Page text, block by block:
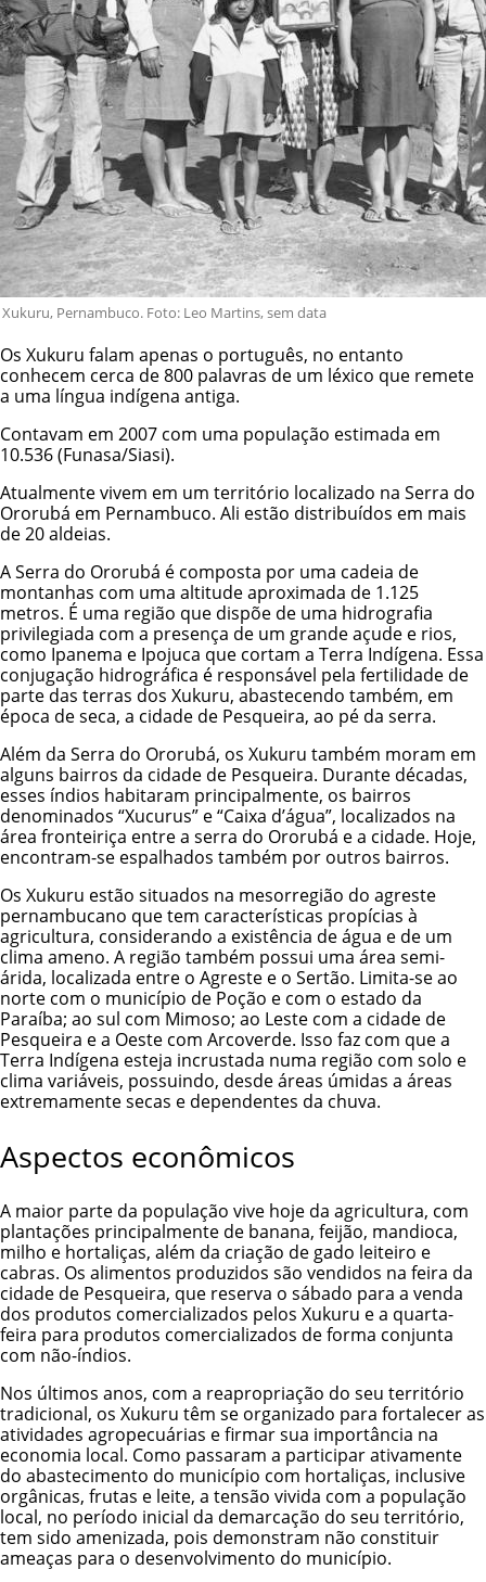
Xukuru, Pernambuco. Foto: Leo Martins, sem data
Os Xukuru falam apenas o português, no entanto
conhecem cerca de 800 palavras de um léxico que remete
a uma língua indígena antiga.
Contavam em 2007 com uma população estimada em
10.536 (Funasa/Siasi).
Atualmente vivem em um território localizado na Serra do
Ororubá em Pernambuco. Ali estão distribuídos em mais
de 20 aldeias.
A Serra do Ororubá é composta por uma cadeia de
montanhas com uma altitude aproximada de 1.125
metros. É uma região que dispõe de uma hidrografia
privilegiada com a presença de um grande açude e rios,
como Ipanema e Ipojuca que cortam a Terra Indígena. Essa
conjugação hidrográfica é responsável pela fertilidade de
parte das terras dos Xukuru, abastecendo também, em
época de seca, a cidade de Pesqueira, ao pé da serra.
Além da Serra do Ororubá, os Xukuru também moram em
alguns bairros da cidade de Pesqueira. Durante décadas,
esses índios habitaram principalmente, os bairros
denominados “Xucurus” e “Caixa d’água”, localizados na
área fronteiriça entre a serra do Ororubá e a cidade. Hoje,
encontram-se espalhados também por outros bairros.
Os Xukuru estão situados na mesorregião do agreste
pernambucano que tem características propícias à
agricultura, considerando a existência de água e de um
clima ameno. A região também possui uma área semi-
árida, localizada entre o Agreste e o Sertão. Limita-se ao
norte com o município de Poção e com o estado da
Paraíba; ao sul com Mimoso; ao Leste com a cidade de
Pesqueira e a Oeste com Arcoverde. Isso faz com que a
Terra Indígena esteja incrustada numa região com solo e
clima variáveis, possuindo, desde áreas úmidas a áreas
extremamente secas e dependentes da chuva.
Aspectos econômicos
A maior parte da população vive hoje da agricultura, com
plantações principalmente de banana, feijão, mandioca,
milho e hortaliças, além da criação de gado leiteiro e
cabras. Os alimentos produzidos são vendidos na feira da
cidade de Pesqueira, que reserva o sábado para a venda
dos produtos comercializados pelos Xukuru e a quarta-
feira para produtos comercializados de forma conjunta
com não-índios.
Nos últimos anos, com a reapropriação do seu território
tradicional, os Xukuru têm se organizado para fortalecer as
atividades agropecuárias e firmar sua importância na
economia local. Como passaram a participar ativamente
do abastecimento do município com hortaliças, inclusive
orgânicas, frutas e leite, a tensão vivida com a população
local, no período inicial da demarcação do seu território,
tem sido amenizada, pois demonstram não constituir
ameaças para o desenvolvimento do município.